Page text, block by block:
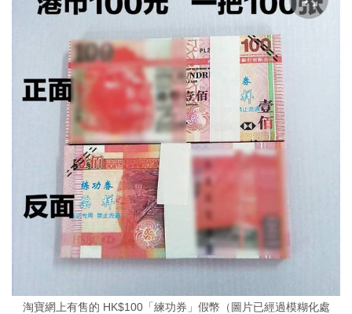
淘寶網上有售的 HK$100「練功券」假幣（圖片已經過模糊化處